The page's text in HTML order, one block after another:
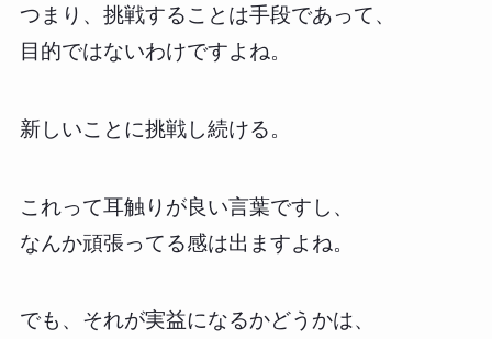
つまり、挑戦することは手段であって、
目的ではないわけですよね。
新しいことに挑戦し続ける。
これって耳触りが良い言葉ですし、
なんか頑張ってる感は出ますよね。
でも、それが実益になるかどうかは、